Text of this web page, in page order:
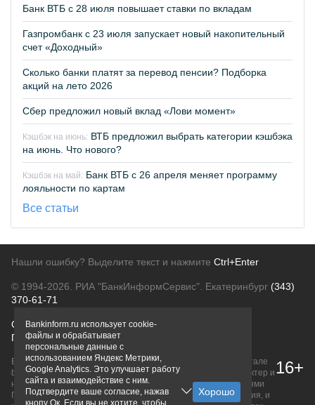
Банк ВТБ с 28 июля повышает ставки по вкладам
Газпромбанк с 23 июля запускает новый накопительный
счет «Доходный»
Сколько банки платят за перевод пенсии? Подборка
акций на лето 2026
Сбер предложил новый вклад «Лови момент»
Кэшбэк на июнь: ВТБ предложил выбрать категории кэшбэка
на июнь. Что нового?
Кэшбэк на май: Банк ВТБ с 26 апреля меняет программу
лояльности по картам
Все статьи
Нашли ошибку? Выделите текст и нажмите Ctrl+Enter
© 1994-2026. РИА "БанкИнформСервис". Екатеринбург (343)
370-61-71
О проектеПолитика конфиденциальности
Правовая информацияДля рекламодателей
Вся информация о продуктах банков, размещенная на портале
bankinform.ru, носит исключительно ознакомительный характер и
не является публичной офертой, определяемой положениями
ГК РФ. Информация не содержит точного и полного описания, и
16+
Bankinform.ru использует cookie-
файлы и обрабатывает
персональные данные с
использованием Яндекс Метрики,
Google Analytics. Это улучшает работу
сайта и взаимодействие с ним.
Подтвердите ваше согласие, нажав
кнопу Ок. Если вы не хотите, чтобы